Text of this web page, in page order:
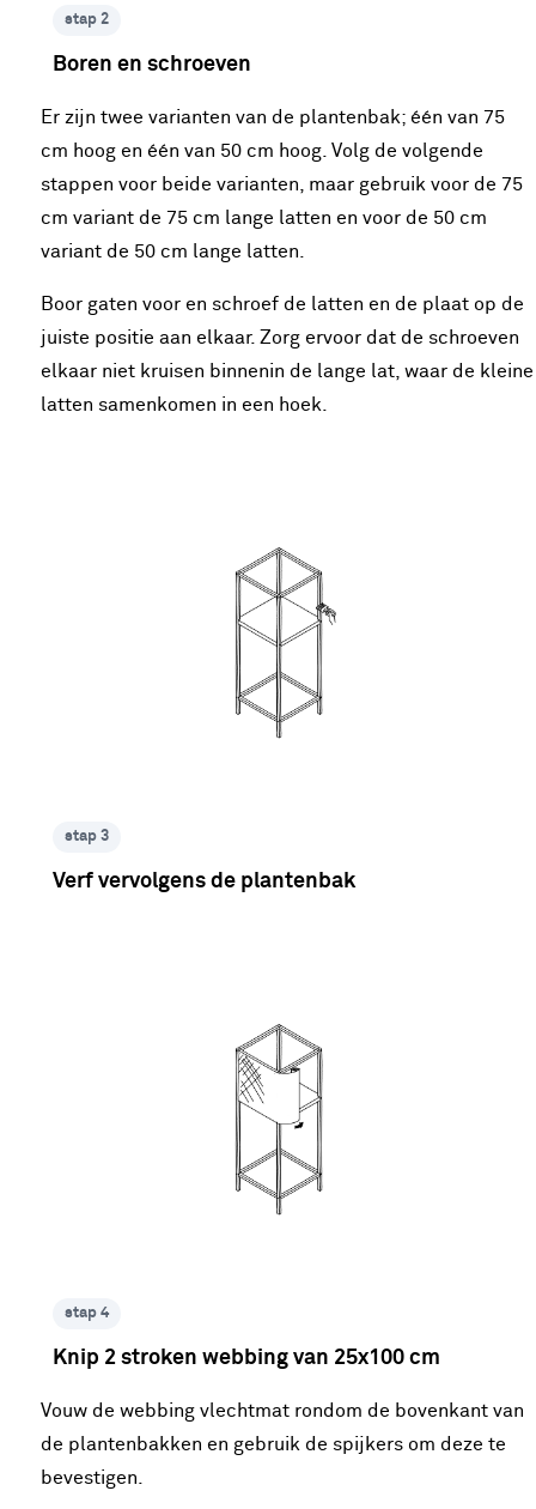
stap 2
Boren en schroeven
Er zijn twee varianten van de plantenbak; één van 75
cm hoog en één van 50 cm hoog. Volg de volgende
stappen voor beide varianten, maar gebruik voor de 75
cm variant de 75 cm lange latten en voor de 50 cm
variant de 50 cm lange latten.
Boor gaten voor en schroef de latten en de plaat op de
juiste positie aan elkaar. Zorg ervoor dat de schroeven
elkaar niet kruisen binnenin de lange lat, waar de kleine
latten samenkomen in een hoek.
stap 3
Verf vervolgens de plantenbak
stap 4
Knip 2 stroken webbing van 25x100 cm
Vouw de webbing vlechtmat rondom de bovenkant van
de plantenbakken en gebruik de spijkers om deze te
bevestigen.